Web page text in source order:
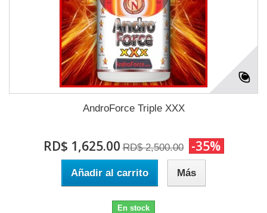
AndroForce Triple XXX
RD$ 1,625.00 RD$ 2,500.00 -35%
Añadir al carrito Más
En stock